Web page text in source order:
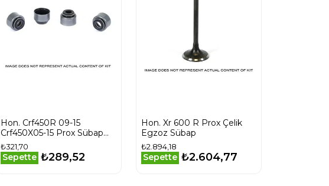
Hon. Crf450R 09-15
Crf450X05-15 Prox Sübap
Lastiği
₺321,70
Sepette ₺289,52
Hon. Xr 600 R Prox Çelik
Egzoz Sübap
₺2.894,18
Sepette ₺2.604,77